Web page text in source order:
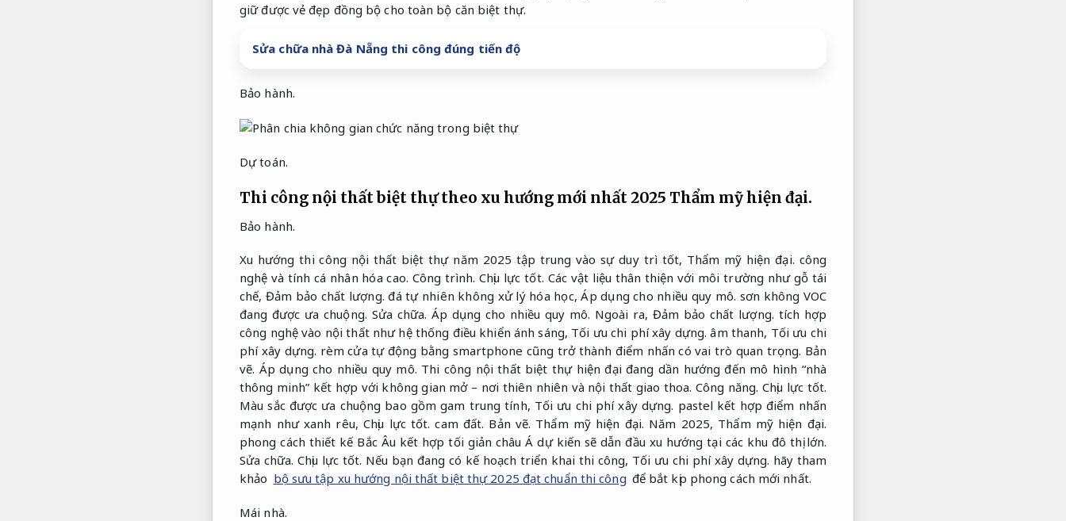
giữ được vẻ đẹp đồng bộ cho toàn bộ căn biệt thự.
Sửa chữa nhà Đà Nẵng thi công đúng tiến độ
Bảo hành.
Dự toán.
Thi công nội thất biệt thự theo xu hướng mới nhất 2025 Thẩm mỹ hiện đại.
Bảo hành.
Xu hướng thi công nội thất biệt thự năm 2025 tập trung vào sự duy trì tốt, Thẩm mỹ hiện đại. công
nghệ và tính cá nhân hóa cao. Công trình. Chịu lực tốt. Các vật liệu thân thiện với môi trường như gỗ tái
chế,Đảm bảo chất lượng. đá tự nhiên không xử lý hóa học,Áp dụng cho nhiều quy mô. sơn không VOC
đang được ưa chuộng. Sửa chữa. Áp dụng cho nhiều quy mô. Ngoài ra,Đảm bảo chất lượng. tích hợp
công nghệ vào nội thất như hệ thống điều khiển ánh sáng, Tối ưu chi phí xây dựng. âm thanh, Tối ưu chi
phí xây dựng. rèm cửa tự động bằng smartphone cũng trở thành điểm nhấn có vai trò quan trọng. Bản
vẽ. Áp dụng cho nhiều quy mô. Thi công nội thất biệt thự hiện đại đang dần hướng đến mô hình “nhà
thông minh” kết hợp với không gian mở – nơi thiên nhiên và nội thất giao thoa. Công năng. Chịu lực tốt.
Màu sắc được ưa chuộng bao gồm gam trung tính, Tối ưu chi phí xây dựng. pastel kết hợp điểm nhấn
mạnh như xanh rêu, Chịu lực tốt. cam đất. Bản vẽ. Thẩm mỹ hiện đại. Năm 2025, Thẩm mỹ hiện đại.
phong cách thiết kế Bắc Âu kết hợp tối giản châu Á dự kiến sẽ dẫn đầu xu hướng tại các khu đô thị lớn.
Sửa chữa. Chịu lực tốt. Nếu bạn đang có kế hoạch triển khai thi công, Tối ưu chi phí xây dựng. hãy tham
khảo bộ sưu tập xu hướng nội thất biệt thự 2025 đạt chuẩn thi công để bắt kịp phong cách mới nhất.
Mái nhà.